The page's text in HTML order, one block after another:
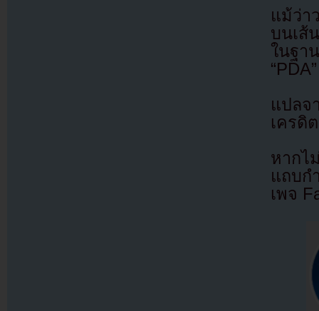
แม้ว่า
บนเส้
ในฐา
แปล
เครดิ
หากไ
แถบก
เพจ